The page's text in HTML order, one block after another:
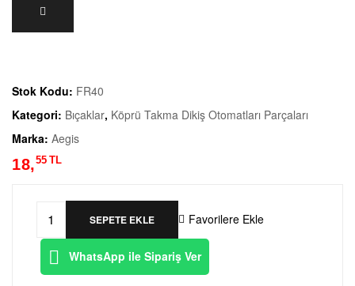
Stok Kodu: FR40
Kategori: Bıçaklar, Köprü Takma Dikiş Otomatları Parçaları
Marka: Aegis
18,55 TL
SEPETE EKLE Favorilere Ekle
WhatsApp ile Sipariş Ver